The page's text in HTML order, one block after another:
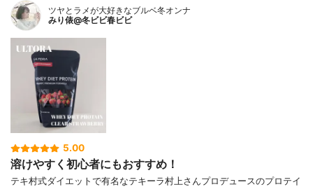
ツヤとラメが大好きなブルベ冬オンナ
みり俵@冬ビビ春ビビ
5.00
溶けやすく初心者にもおすすめ！
テキ村式ダイエットで有名なテキーラ村上さんプロデュースのプロテイ